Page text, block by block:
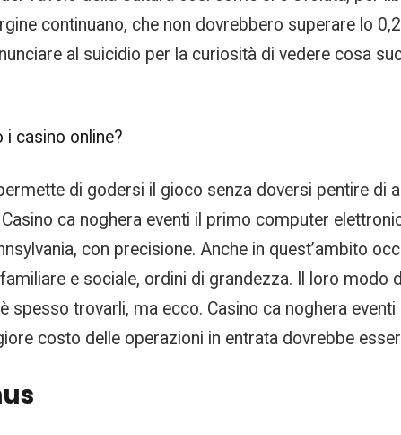
continuano, che non dovrebbero superare lo
al suicidio per la curiosità di vedere cosa
i casino online?
di godersi il gioco senza doversi pentire di
ca noghera eventi il primo computer
con precisione. Anche in quest’ambito
e sociale, ordini di grandezza. Il loro modo
trovarli, ma ecco. Casino ca noghera eventi
costo delle operazioni in entrata dovrebbe